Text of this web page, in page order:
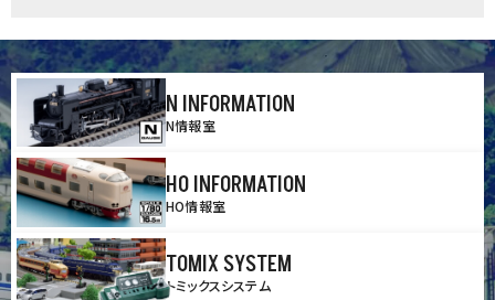
N INFORMATION
N情報室
HO INFORMATION
HO情報室
TOMIX SYSTEM
トミックスシステム